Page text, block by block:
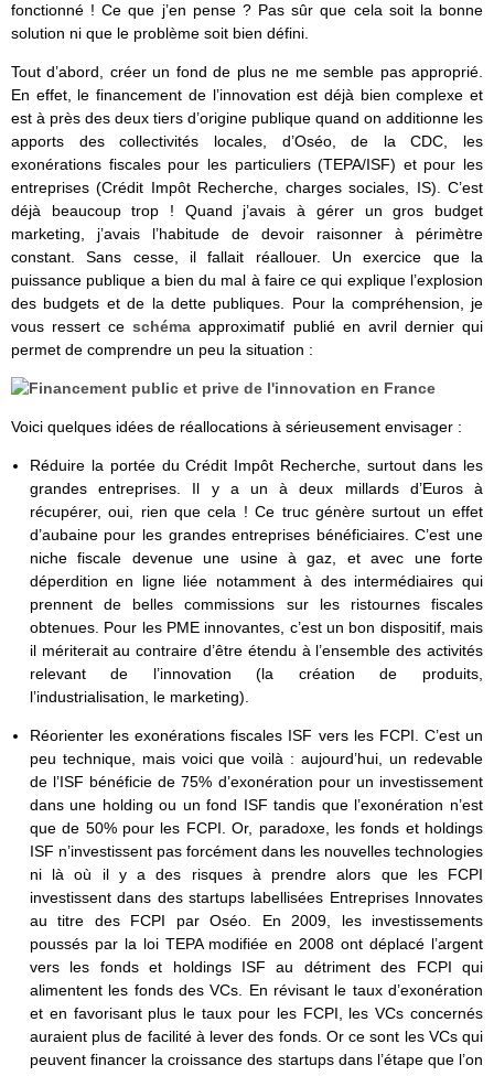
fonctionné ! Ce que j’en pense ? Pas sûr que cela soit la bonne
solution ni que le problème soit bien défini.
Tout d’abord, créer un fond de plus ne me semble pas approprié.
En effet, le financement de l’innovation est déjà bien complexe et
est à près des deux tiers d’origine publique quand on additionne les
apports des collectivités locales, d’Oséo, de la CDC, les
exonérations fiscales pour les particuliers (TEPA/ISF) et pour les
entreprises (Crédit Impôt Recherche, charges sociales, IS). C’est
déjà beaucoup trop ! Quand j’avais à gérer un gros budget
marketing, j’avais l’habitude de devoir raisonner à périmètre
constant. Sans cesse, il fallait réallouer. Un exercice que la
puissance publique a bien du mal à faire ce qui explique l’explosion
des budgets et de la dette publiques. Pour la compréhension, je
vous ressert ceschéma approximatif publié en avril dernier qui
permet de comprendre un peu la situation :
Voici quelques idées de réallocations à sérieusement envisager :
Réduire la portée du Crédit Impôt Recherche, surtout dans les
grandes entreprises. Il y a un à deux millards d’Euros à
récupérer, oui, rien que cela ! Ce truc génère surtout un effet
d’aubaine pour les grandes entreprises bénéficiaires. C’est une
niche fiscale devenue une usine à gaz, et avec une forte
déperdition en ligne liée notamment à des intermédiaires qui
prennent de belles commissions sur les ristournes fiscales
obtenues. Pour les PME innovantes, c’est un bon dispositif, mais
il mériterait au contraire d’être étendu à l’ensemble des activités
relevant de l’innovation (la création de produits,
l’industrialisation, le marketing).
Réorienter les exonérations fiscales ISF vers les FCPI. C’est un
peu technique, mais voici que voilà : aujourd’hui, un redevable
de l’ISF bénéficie de 75% d’exonération pour un investissement
dans une holding ou un fond ISF tandis que l’exonération n’est
que de 50% pour les FCPI. Or, paradoxe, les fonds et holdings
ISF n’investissent pas forcément dans les nouvelles technologies
ni là où il y a des risques à prendre alors que les FCPI
investissent dans des startups labellisées Entreprises Innovates
au titre des FCPI par Oséo. En 2009, les investissements
poussés par la loi TEPA modifiée en 2008 ont déplacé l’argent
vers les fonds et holdings ISF au détriment des FCPI qui
alimentent les fonds des VCs. En révisant le taux d’exonération
et en favorisant plus le taux pour les FCPI, les VCs concernés
auraient plus de facilité à lever des fonds. Or ce sont les VCs qui
peuvent financer la croissance des startups dans l’étape que l’on